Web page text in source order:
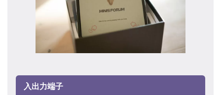
入出力端子